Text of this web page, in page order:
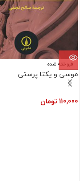
فروخته شده
موسی و یکتا پرستی
110,000 تومان